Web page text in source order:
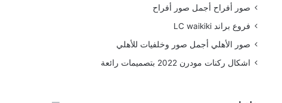
صور أفراح أجمل صور أفراح
فروع براند LC waikiki
صور الأهلي أجمل صور وخلفيات للأهلي
اشكال ركنات مودرن 2022 بتصميمات رائعة